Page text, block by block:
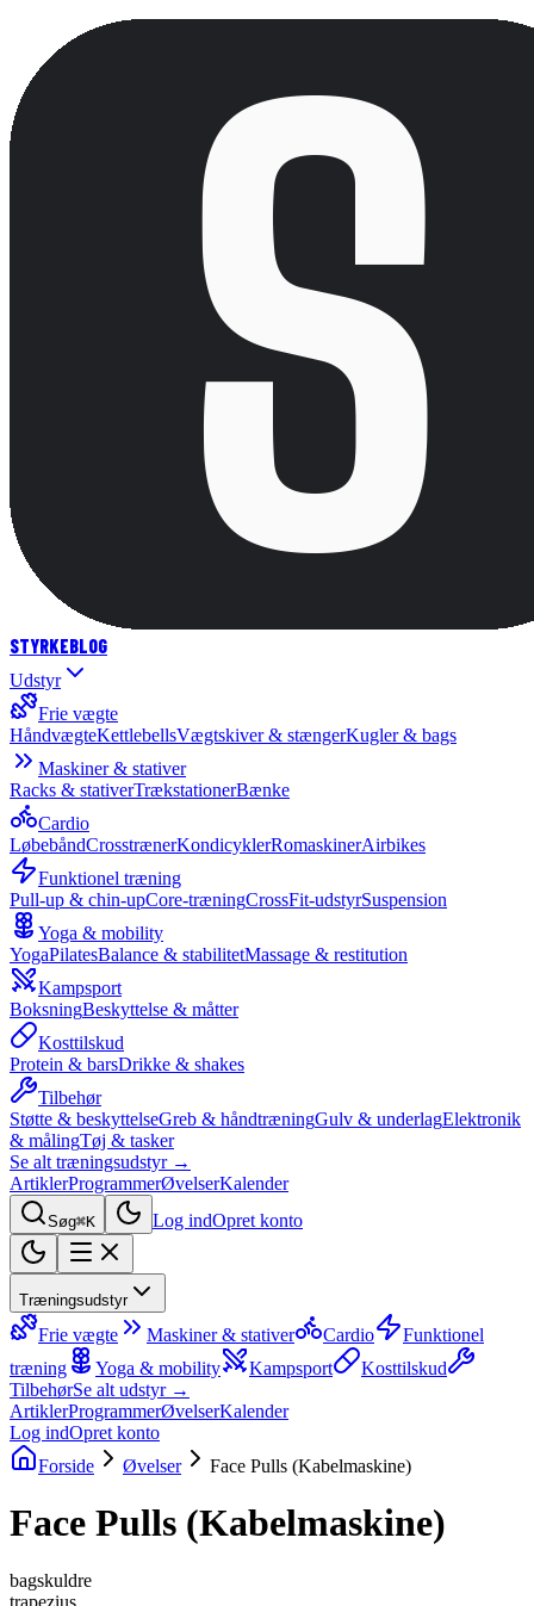
STYRKEBLOG
Udstyr
Frie vægte
HåndvægteKettlebellsVægtskiver & stængerKugler & bags
Maskiner & stativer
Racks & stativerTrækstationerBænke
Cardio
LøbebåndCrosstrænerKondicyklerRomaskinerAirbikes
Funktionel træning
Pull-up & chin-upCore-træningCrossFit-udstyrSuspension
Yoga & mobility
YogaPilatesBalance & stabilitetMassage & restitution
Kampsport
BoksningBeskyttelse & måtter
Kosttilskud
Protein & barsDrikke & shakes
Tilbehør
Støtte & beskyttelseGreb & håndtræningGulv & underlagElektronik
& målingTøj & tasker
Se alt træningsudstyr →
ArtiklerProgrammerØvelserKalender
Søg⌘K Log indOpret konto
Træningsudstyr
Frie vægte Maskiner & stativer Cardio
Funktionel
træning
Yoga & mobility Kampsport
Kosttilskud
TilbehørSe alt udstyr →
ArtiklerProgrammerØvelserKalender
Log indOpret konto
Forside
Øvelser Face Pulls (Kabelmaskine)
Face Pulls (Kabelmaskine)
bagskuldre
trapezius